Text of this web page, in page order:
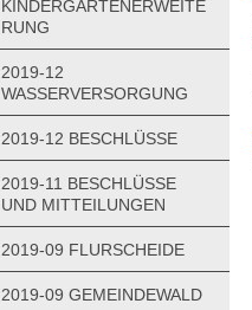
KINDERGARTENERWEITE
RUNG
2019-12
WASSERVERSORGUNG
2019-12 BESCHLÜSSE
2019-11 BESCHLÜSSE
UND MITTEILUNGEN
2019-09 FLURSCHEIDE
2019-09 GEMEINDEWALD